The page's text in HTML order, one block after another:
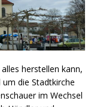
herstellen kann,
die Stadtkirche
im Wechsel